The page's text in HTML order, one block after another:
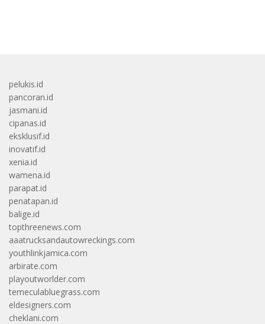
pelukis.id
pancoran.id
jasmani.id
cipanas.id
eksklusif.id
inovatif.id
xenia.id
wamena.id
parapat.id
penatapan.id
balige.id
topthreenews.com
aaatrucksandautowreckings.com
youthlinkjamica.com
arbirate.com
playoutworlder.com
temeculabluegrass.com
eldesigners.com
cheklani.com